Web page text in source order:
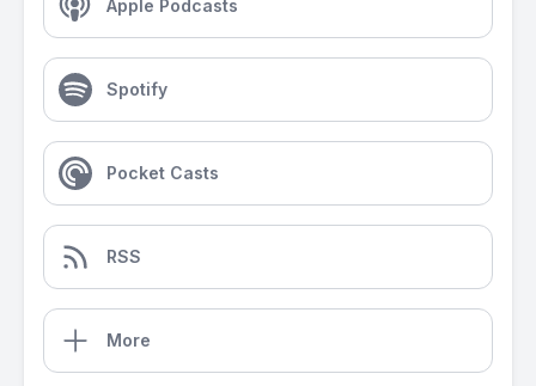
Apple Podcasts
Spotify
Pocket Casts
RSS
More